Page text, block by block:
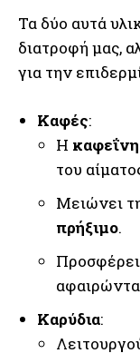
Τα δύο αυτά
διατροφή μας,
για την
Καφές:
Η καφεΐνη
του
Μειώνει
πρήξιμο.
Προσφέρει
Καρύδια: